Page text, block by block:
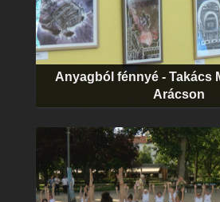
Anyagból fénnyé - Takács
Arácson